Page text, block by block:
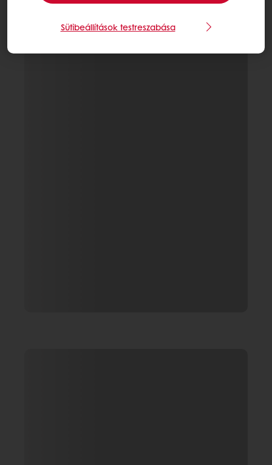
Sütibeállítások testreszabása